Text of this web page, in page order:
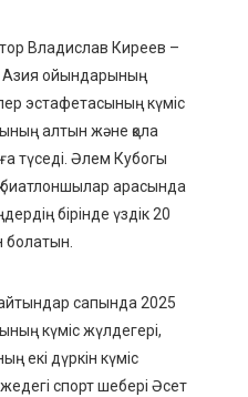
Владислав Киреев –
Азия ойындарының
эстафетасының күміс
алтын және қола
түседі. Әлем Кубогы
биатлоншылар арасында
бірінде үздік 20
болатын.
сапында 2025
күміс жүлдегері,
екі дүркін күміс
спорт шебері Әсет